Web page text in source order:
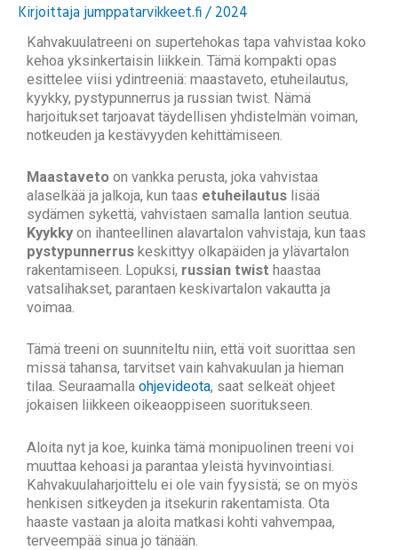
Kirjoittajajumppatarvikkeet.fi/2024
Kahvakuulatreeni on supertehokas tapa vahvistaa koko
kehoa yksinkertaisin liikkein. Tämä kompakti opas
esittelee viisi ydintreeniä: maastaveto, etuheilautus,
kyykky, pystypunnerrus ja russian twist. Nämä
harjoitukset tarjoavat täydellisen yhdistelmän voiman,
notkeuden ja kestävyyden kehittämiseen.
Maastaveto on vankka perusta, joka vahvistaa
alaselkää ja jalkoja, kun taas etuheilautus lisää
sydämen sykettä, vahvistaen samalla lantion seutua.
Kyykky on ihanteellinen alavartalon vahvistaja, kun taas
pystypunnerrus keskittyy olkapäiden ja ylävartalon
rakentamiseen. Lopuksi, russian twist haastaa
vatsalihakset, parantaen keskivartalon vakautta ja
voimaa.
Tämä treeni on suunniteltu niin, että voit suorittaa sen
missä tahansa, tarvitset vain kahvakuulan ja hieman
tilaa. Seuraamalla ohjevideota, saat selkeät ohjeet
jokaisen liikkeen oikeaoppiseen suoritukseen.
Aloita nyt ja koe, kuinka tämä monipuolinen treeni voi
muuttaa kehoasi ja parantaa yleistä hyvinvointiasi.
Kahvakuulaharjoittelu ei ole vain fyysistä; se on myös
henkisen sitkeyden ja itsekurin rakentamista. Ota
haaste vastaan ja aloita matkasi kohti vahvempaa,
terveempää sinua jo tänään.